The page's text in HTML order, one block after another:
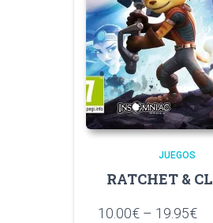
JUEGOS
RATCHET &
10.00€ – 19.95€